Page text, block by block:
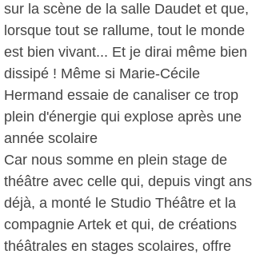
sur la scène de la salle Daudet et que,
lorsque tout se rallume, tout le monde
est bien vivant... Et je dirai même bien
dissipé ! Même si Marie-Cécile
Hermand essaie de canaliser ce trop
plein d'énergie qui explose après une
année scolaire
Car nous somme en plein stage de
théâtre avec celle qui, depuis vingt ans
déjà, a monté le Studio Théâtre et la
compagnie Artek et qui, de créations
théâtrales en stages scolaires, offre